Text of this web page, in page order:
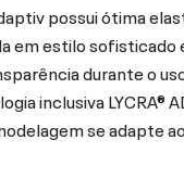
possui ótima
em estilo sofisticado
durante o
inclusiva LYCRA®
se adapte